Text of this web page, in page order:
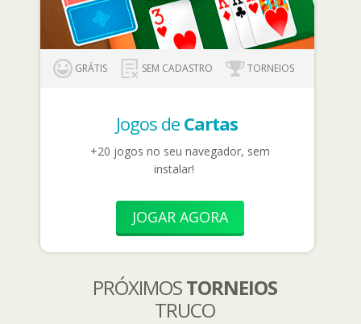
GRÁTIS SEM CADASTRO TORNEIOS
Jogos de Cartas
+20 jogos no seu navegador, sem
instalar!
JOGAR AGORA
PRÓXIMOSTORNEIOS
TRUCO